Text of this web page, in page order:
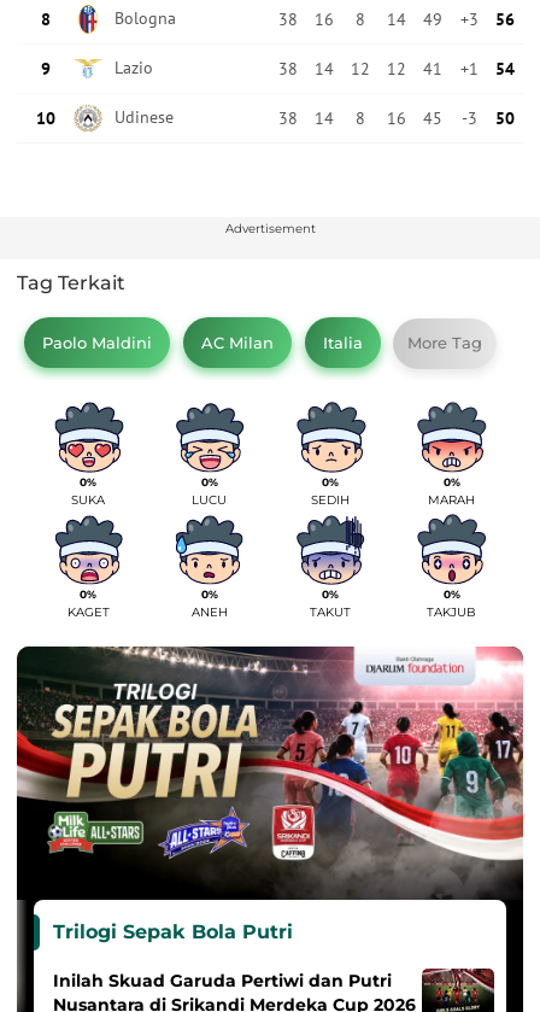
Advertisement
Tag Terkait
Paolo Maldini AC Milan Italia More Tag
0%
SUKA
0%
LUCU
0%
SEDIH
0%
MARAH
0%
KAGET
0%
ANEH
0%
TAKUT
0%
TAKJUB
Trilogi Sepak Bola Putri
Inilah Skuad Garuda Pertiwi dan Putri
Nusantara di Srikandi Merdeka Cup 2026